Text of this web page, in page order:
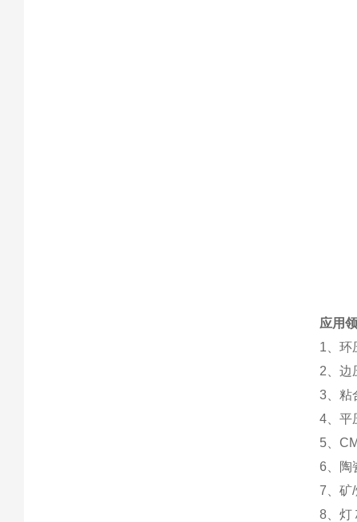
应用
1、环
2、边
3、粘
4、平
5、
6、陶
7、矿
8、灯